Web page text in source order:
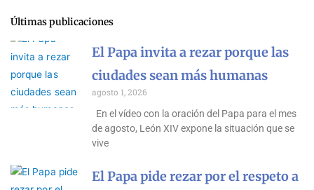
Últimas publicaciones
El Papa invita a rezar porque las
ciudades sean más humanas
agosto 1, 2026
En el vídeo con la oración del Papa para el mes
de agosto, León XIV expone la situación que se
vive
El Papa pide rezar por el respeto a